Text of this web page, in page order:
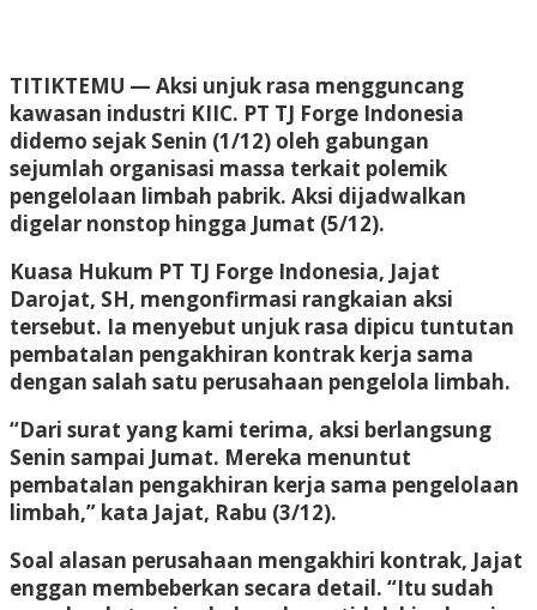
TITIKTEMU — Aksi unjuk rasa mengguncang
kawasan industri KIIC. PT TJ Forge Indonesia
didemo sejak Senin (1/12) oleh gabungan
sejumlah organisasi massa terkait polemik
pengelolaan limbah pabrik. Aksi dijadwalkan
digelar nonstop hingga Jumat (5/12).
Kuasa Hukum PT TJ Forge Indonesia, Jajat
Darojat, SH, mengonfirmasi rangkaian aksi
tersebut. Ia menyebut unjuk rasa dipicu tuntutan
pembatalan pengakhiran kontrak kerja sama
dengan salah satu perusahaan pengelola limbah.
“Dari surat yang kami terima, aksi berlangsung
Senin sampai Jumat. Mereka menuntut
pembatalan pengakhiran kerja sama pengelolaan
limbah,” kata Jajat, Rabu (3/12).
Soal alasan perusahaan mengakhiri kontrak, Jajat
enggan membeberkan secara detail. “Itu sudah